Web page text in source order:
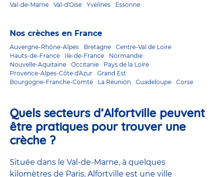
Val-de-Marne
Val-d'Oise Yvelines Essonne
Nos crèches en France
Auvergne-Rhône-Alpes Bretagne
Centre-Val de Loire
Hauts-de-France
Ile-de-France
Normandie
Nouvelle-Aquitaine
Occitanie
Pays de la Loire
Provence-Alpes-Côte d'Azur
Grand Est
Bourgogne-Franche-Comté
La Réunion Guadeloupe Corse
Quels secteurs d’Alfortville peuvent
être pratiques pour trouver une
crèche ?
Située dans le Val-de-Marne, à quelques
kilomètres de Paris, Alfortville est une ville